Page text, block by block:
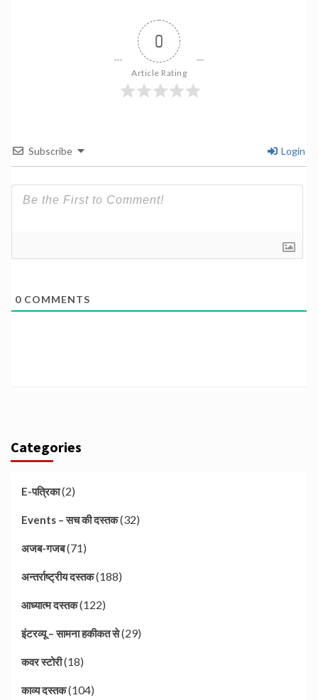
0
Article Rating
Subscribe Login
0 COMMENTS
Categories
E-पत्रिका(2)
Events – सच की दस्तक(32)
अजब-गजब(71)
अन्तर्राष्ट्रीय दस्तक(188)
आध्यात्म दस्तक(122)
इंटरव्यू – सामना हकीकत से(29)
कवर स्टोरी(18)
काव्य दस्तक(104)